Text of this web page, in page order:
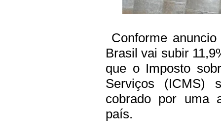
Conforme
Brasil vai subir
que o Imposto
Serviços (ICMS)
cobrado por uma
país.